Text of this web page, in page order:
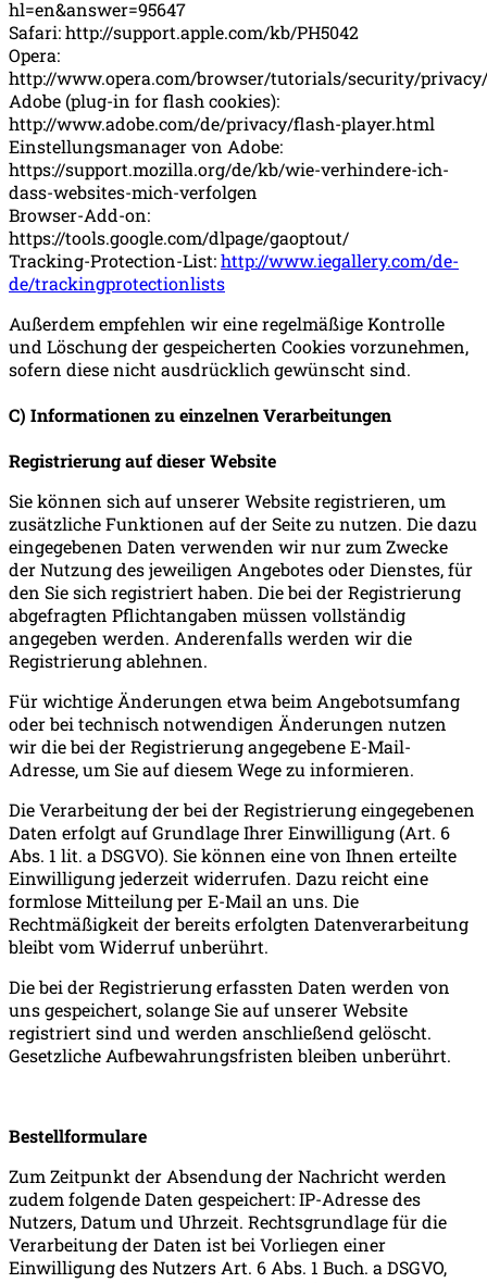
hl=en&answer=95647
Safari: http://support.apple.com/kb/PH5042
Opera:
http://www.opera.com/browser/tutorials/security/privacy/
Adobe (plug-in for flash cookies):
http://www.adobe.com/de/privacy/flash-player.html
Einstellungsmanager von Adobe:
https://support.mozilla.org/de/kb/wie-verhindere-ich-
dass-websites-mich-verfolgen
Browser-Add-on:
https://tools.google.com/dlpage/gaoptout/
Tracking-Protection-List:http://www.iegallery.com/de-
de/trackingprotectionlists
Außerdem empfehlen wir eine regelmäßige Kontrolle
und Löschung der gespeicherten Cookies vorzunehmen,
sofern diese nicht ausdrücklich gewünscht sind.
C) Informationen zu einzelnen Verarbeitungen
Registrierung auf dieser Website
Sie können sich auf unserer Website registrieren, um
zusätzliche Funktionen auf der Seite zu nutzen. Die dazu
eingegebenen Daten verwenden wir nur zum Zwecke
der Nutzung des jeweiligen Angebotes oder Dienstes, für
den Sie sich registriert haben. Die bei der Registrierung
abgefragten Pflichtangaben müssen vollständig
angegeben werden. Anderenfalls werden wir die
Registrierung ablehnen.
Für wichtige Änderungen etwa beim Angebotsumfang
oder bei technisch notwendigen Änderungen nutzen
wir die bei der Registrierung angegebene E-Mail-
Adresse, um Sie auf diesem Wege zu informieren.
Die Verarbeitung der bei der Registrierung eingegebenen
Daten erfolgt auf Grundlage Ihrer Einwilligung (Art. 6
Abs. 1 lit. a DSGVO). Sie können eine von Ihnen erteilte
Einwilligung jederzeit widerrufen. Dazu reicht eine
formlose Mitteilung per E-Mail an uns. Die
Rechtmäßigkeit der bereits erfolgten Datenverarbeitung
bleibt vom Widerruf unberührt.
Die bei der Registrierung erfassten Daten werden von
uns gespeichert, solange Sie auf unserer Website
registriert sind und werden anschließend gelöscht.
Gesetzliche Aufbewahrungsfristen bleiben unberührt.
Bestellformulare
Zum Zeitpunkt der Absendung der Nachricht werden
zudem folgende Daten gespeichert: IP-Adresse des
Nutzers, Datum und Uhrzeit. Rechtsgrundlage für die
Verarbeitung der Daten ist bei Vorliegen einer
Einwilligung des Nutzers Art. 6 Abs. 1 Buch. a DSGVO,